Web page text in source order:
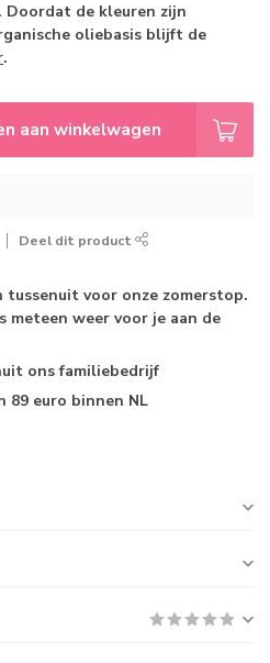
de kleuren zijn
oliebasis blijft de
.
aan winkelwagen
Deel dit product
tussenuit voor onze zomerstop.
meteen weer voor je aan de
ons familiebedrijf
89 euro binnen NL